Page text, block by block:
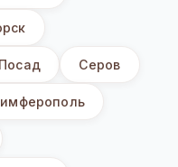
Серов